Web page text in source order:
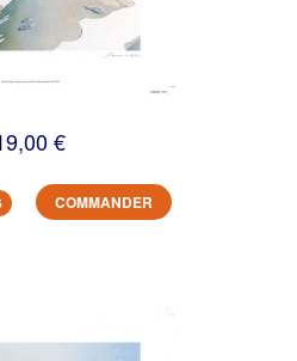
€
COMMANDER